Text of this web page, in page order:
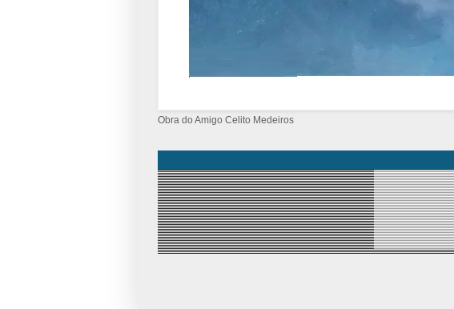
Obra do Amigo Celito Medeiros